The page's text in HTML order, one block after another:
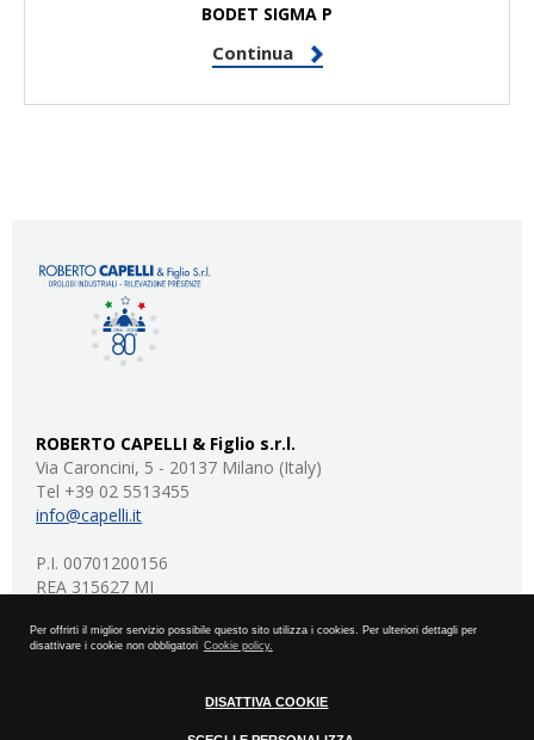
Per offrirti il miglior servizio possibile questo sito utilizza i cookies. Per ulteriori dettagli per
disattivare i cookie non obbligatori Cookie policy.
DISATTIVA COOKIE
BODET SIGMA P
Continua
ROBERTO CAPELLI & Figlio s.r.l.
Via Caroncini, 5 - 20137 Milano (Italy)
Tel +39 02 5513455
info@capelli.it
P.I. 00701200156
REA 315627 MI